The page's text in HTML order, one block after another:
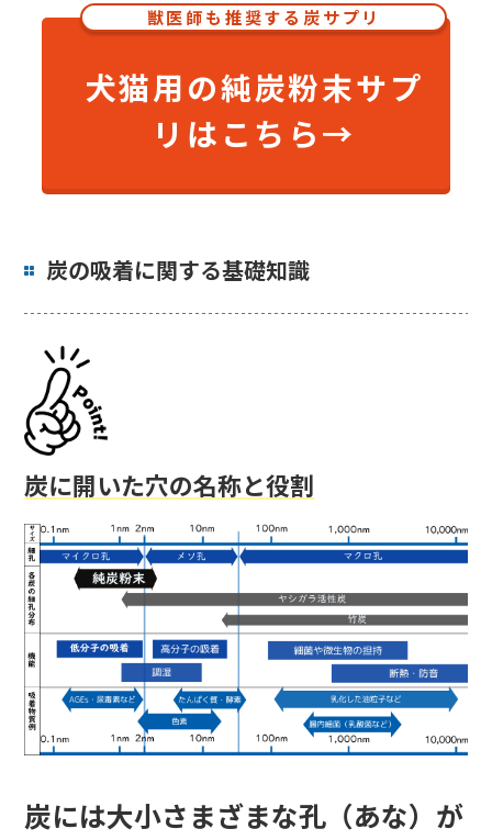
獣医師も推奨する炭サプリ
犬猫用の純炭粉末サプ
リはこちら→
炭の吸着に関する基礎知識
炭に開いた穴の名称と役割
炭には大小さまざまな孔（あな）が